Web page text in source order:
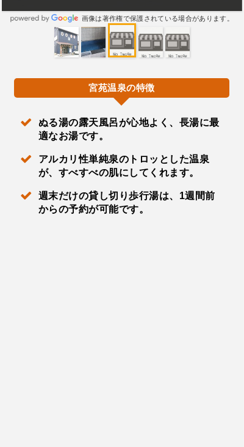
画像は著作権で保護されている場合があります。
宮苑温泉の特徴
ぬる湯の露天風呂が心地よく、長湯に最
適なお湯です。
アルカリ性単純泉のトロッとした温泉
が、すべすべの肌にしてくれます。
週末だけの貸し切り歩行湯は、1週間前
からの予約が可能です。